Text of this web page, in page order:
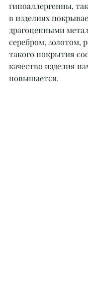
гипоаллергенны,
в изделиях
драгоценными
серебром, золотом,
такого покрытия
качество изделия
повышается.